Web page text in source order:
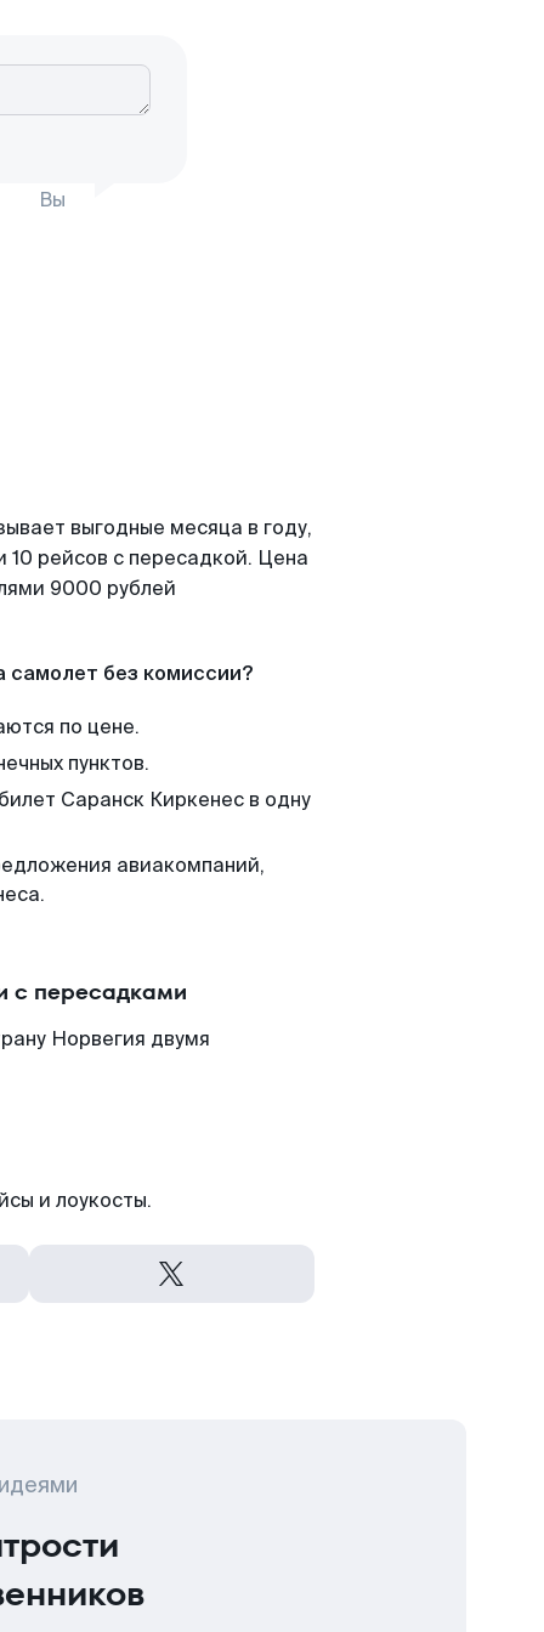
Вы
выгодные месяца в году,
рейсов с пересадкой. Цена
9000 рублей
самолет без комиссии?
по цене.
пунктов.
Саранск Киркенес в одну
авиакомпаний,
с пересадками
Норвегия двумя
и лоукосты.